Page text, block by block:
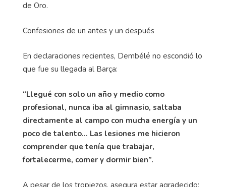
de Oro.
Confesiones de un antes y un después
En declaraciones recientes, Dembélé no escondió lo
que fue su llegada al Barça:
“Llegué con solo un año y medio como
profesional, nunca iba al gimnasio, saltaba
directamente al campo con mucha energía y un
poco de talento… Las lesiones me hicieron
comprender que tenía que trabajar,
fortalecerme, comer y dormir bien”.